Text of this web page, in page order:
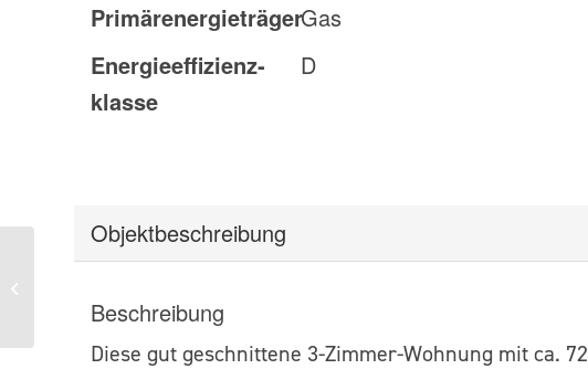
PrimärenergieträgerGas
Energie­effizienz­
klasse
D
Objekt­beschreibung
Beschreibung
Diese gut geschnittene 3-Zimmer-Wohnung mit ca.
Wohntraum mit drei
lichtdurchflutet, gepflegt
und zentral geleg...